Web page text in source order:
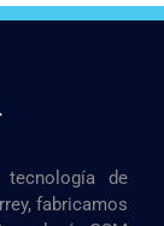
de
fabricamos